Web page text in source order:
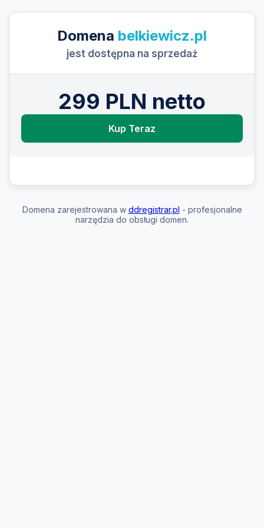
Domena belkiewicz.pl
jest dostępna na sprzedaż
299 PLN netto
Kup Teraz
Domena zarejestrowana w ddregistrar.pl - profesjonalne
narzędzia do obsługi domen.